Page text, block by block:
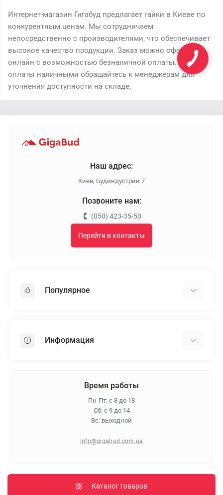
Интернет-магазин Гигабуд предлагает гайки в Киеве по
конкурентным ценам. Мы сотрудничаем
непосредственно с производителями, что обеспечивает
высокое качество продукции. Заказ можно оформить
онлайн с возможностью безналичной оплаты. Для
оплаты наличными обращайтесь к менеджерам для
уточнения доступности на складе.
Наш адрес:
Киев, Будиндустрии 7
Позвоните нам:
(050) 423-35-50
Перейти в контакты
Популярное
Пенопласт
Информация
Политика конфиденциальности
Время работы
Пн-Пт: с 8 до 18
Сб: с 9 до 14
Вс: выходной
info@gigabud.com.ua
Каталог товаров